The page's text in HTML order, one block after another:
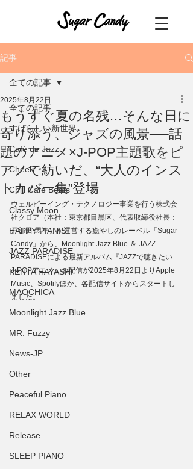
記事
全ての記事
すばらしい新世界
Café de Jazz
Cheek
Chill Cafe Beats
Classy Moon
HAPPY PIANIST
JAZZ PARADISE
KENTA HAYASHI
MAOCHICA
Moonlight Jazz Blue
MR. Fuzzy
News-JP
Other
Peaceful Piano
RELAX WORLD
Release
SLEEP PIANO
全ての記事
もうすぐ夏の名残…そんな日に
寄り添う、ジャズの風景──話
題のアニメ×J‑POP主題歌をピ
アノで紡いだ、“大人のインス
トカバー集”登場
2025年8月22日
ウェルビーイング・テクノロジー事業を行う株式会
社クロア（本社：東京都目黒区、代表取締役社⻑：
戸部田 馬準）が運営する癒やしのレーベル「Sugar
Candy」から、Moonlight Jazz Blue ＆ JAZZ
PARADISEによる最新アルバム『JAZZで聴きたい
J-POPアニメ』の配信が2025年8月22日よりApple
Music、Spotifyほか、各配信サイトからスタートし
ました。